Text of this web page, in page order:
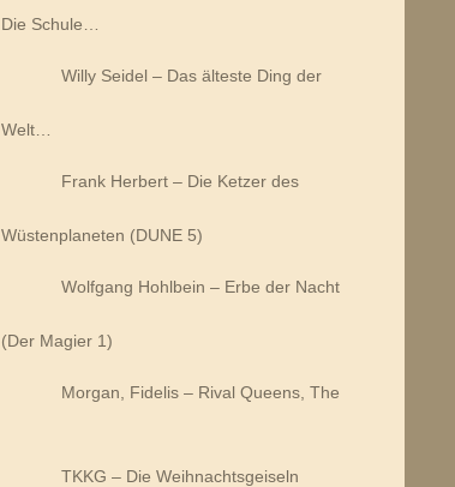
Die Schule…
Willy Seidel – Das älteste Ding der
Welt…
Frank Herbert – Die Ketzer des
Wüstenplaneten (DUNE 5)
Wolfgang Hohlbein – Erbe der Nacht
(Der Magier 1)
Morgan, Fidelis – Rival Queens, The
TKKG – Die Weihnachtsgeiseln